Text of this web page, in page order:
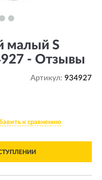
малый S
- Отзывы
Артикул: 934927
к сравнению